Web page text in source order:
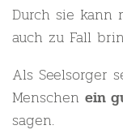
Durch sie kann
auch zu Fall
Als Seelsorger
Menschen ein
sagen.